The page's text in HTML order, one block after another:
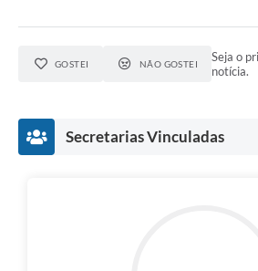
GOSTEI NÃO GOSTEI
Seja o
notícia.
Secretarias Vinculadas